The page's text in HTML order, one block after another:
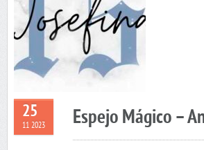
25
11 2023 Espejo Mágico –